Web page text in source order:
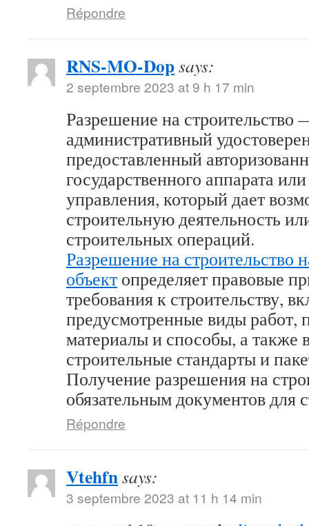
Répondre
RNS-MO-Dopsays:
2 septembre 2023 at 9 h 17 min
Разрешение на строительство
административный
предоставленный
государственного аппарата
управления, который дает
строительную деятельность
строительных операций.
Разрешение на
объект определяет правовые
требования к строительству,
предусмотренные виды работ,
материалы и способы, а также
строительные стандарты и
Получение разрешения на
обязательным документов для
Répondre
Vtehfnsays:
3 septembre 2023 at 11 h 14 min